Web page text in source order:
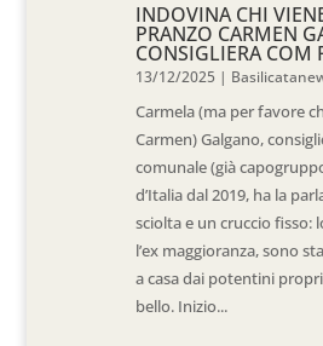
INDOVINA CHI
PRANZO CARMEN
CONSIGLIERA COM
13/12/2025 |
Carmela (ma per favore
Carmen) Galgano,
comunale (già
d’Italia dal 2019, ha la
sciolta e un cruccio fisso:
l’ex maggioranza, sono
a casa dai potentini
bello. Inizio...